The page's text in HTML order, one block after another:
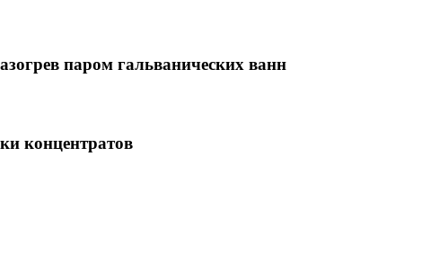
паром гальванических ванн
концентратов